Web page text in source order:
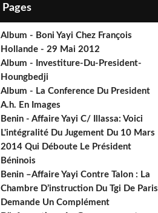
Pages
Album - Boni Yayi Chez François
Hollande - 29 Mai 2012
Album - Investiture-Du-President-
Houngbedji
Album - La Conference Du President
A.h. En Images
Benin - Affaire Yayi C/ Illassa: Voici
L'intégralité Du Jugement Du 10 Mars
2014 Qui Déboute Le Président
Béninois
Benin –Affaire Yayi Contre Talon : La
Chambre D’instruction Du Tgi De Paris
Demande Un Complément